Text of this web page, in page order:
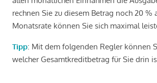
rechnen Sie zu diesem Betrag noch 20 %
Monatsrate können Sie sich maximal
Tipp: Mit dem folgenden Regler können
welcher Gesamtkreditbetrag für Sie drin